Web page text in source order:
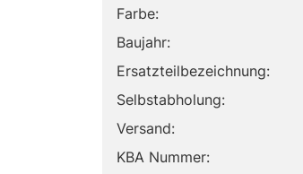
Farbe:
Baujahr:
Ersatzteilbezeichnung:
Selbstabholung:
Versand:
KBA Nummer: